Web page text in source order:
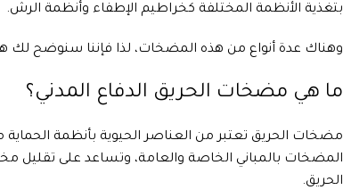
بتغذية الأنظمة المختلفة كخراطيم الإطفاء وأنظمة الرش.
وهناك عدة أنواع من هذه المضخات، لذا فإننا سنوضح
ما هي مضخات الحريق الدفاع المدني ؟
مضخات الحريق تعتبر من العناصر الحيوية بأنظمة الحماية
المضخات بالمباني الخاصة والعامة، وتساعد على تقليل
الحريق.